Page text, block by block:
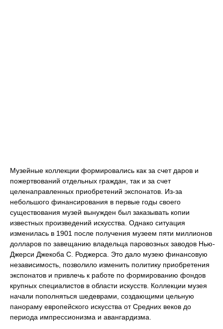
Музейные коллекции формировались как за счет даров и
пожертвований отдельных граждан, так и за счет
целенаправленных приобретений экспонатов. Из-за
небольшого финансирования в первые годы своего
существования музей вынужден был заказывать копии
известных произведений искусства. Однако ситуация
изменилась в 1901 после получения музеем пяти миллионов
долларов по завещанию владельца паровозных заводов Нью-
Джерси Джекоба С. Роджерса. Это дало музею финансовую
независимость, позволило изменить политику приобретения
экспонатов и привлечь к работе по формированию фондов
крупных специалистов в области искусств. Коллекции музея
начали пополняться шедеврами, создающими цельную
панораму европейского искусства от Средних веков до
периода импрессионизма и авангардизма.